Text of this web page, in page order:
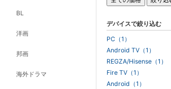
BL
洋画
邦画
海外ドラマ
デバイスで絞り込む
PC（1）
Android TV（1）
REGZA/Hisense（1）
Fire TV（1）
Android（1）